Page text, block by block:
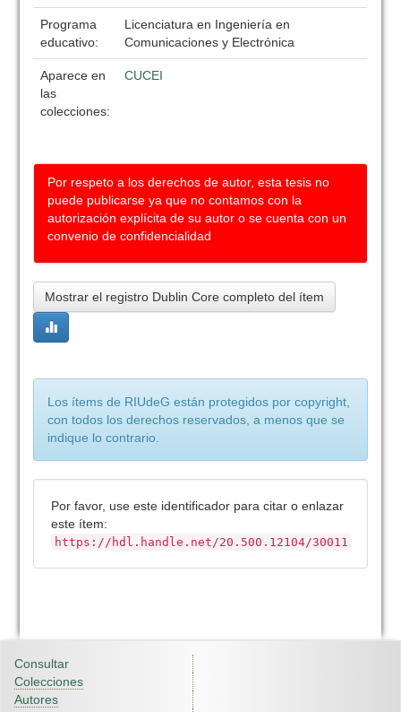
Programa
educativo:
Licenciatura en Ingeniería en
Comunicaciones y Electrónica
Aparece en
las
colecciones:
CUCEI
Por respeto a los derechos de autor, esta tesis no
puede publicarse ya que no contamos con la
autorización explícita de su autor o se cuenta con un
convenio de confidencialidad
Mostrar el registro Dublin Core completo del ítem
Los ítems de RIUdeG están protegidos por copyright,
con todos los derechos reservados, a menos que se
indique lo contrario.
Por favor, use este identificador para citar o enlazar
este ítem:
https://hdl.handle.net/20.500.12104/30011
Consultar
Colecciones
Autores